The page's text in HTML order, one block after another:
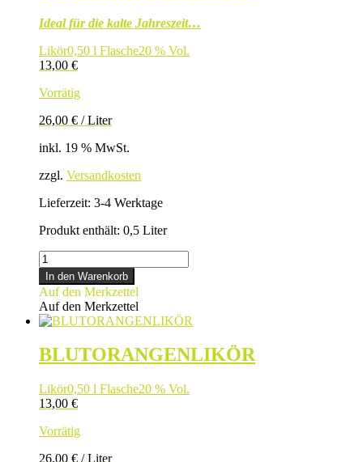
Ideal für die kalte Jahreszeit…
Likör0,50 l Flasche20 % Vol.
13,00 €
Vorrätig
26,00 € /Liter
inkl. 19 % MwSt.
zzgl. Versandkosten
Lieferzeit: 3-4 Werktage
Produkt enthält: 0,5 Liter
APFELSTRUDELLIKÖR
Menge
In den Warenkorb
Auf den Merkzettel
Auf den Merkzettel
BLUTORANGENLIKÖR
Likör0,50 l Flasche20 % Vol.
13,00 €
Vorrätig
26,00 € /Liter